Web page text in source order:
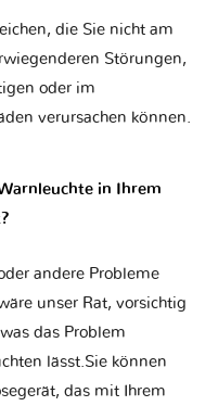
die Sie nicht am
Störungen,
oder im
verursachen können.
in Ihrem
andere Probleme
unser Rat, vorsichtig
das Problem
lässt.Sie können
das mit Ihrem